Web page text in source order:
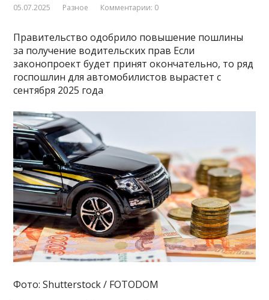
05.07.2025 Разное Комментарии: 0
Правительство одобрило повышение пошлины
за получение водительских прав Если
законопроект будет принят окончательно, то ряд
госпошлин для автомобилистов вырастет с
сентября 2025 года
Фото: Shutterstock / FOTODOM